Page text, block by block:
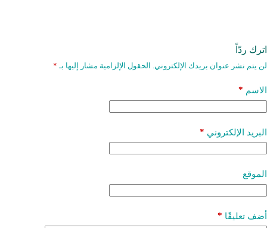
اترك ردّاً
لن يتم نشر عنوان بريدك الإلكتروني. الحقول الإلزامية مشار إليها بـ *
الاسم *
البريد الإلكتروني *
الموقع
أضف تعليقًا *